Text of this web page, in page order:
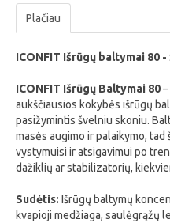
Plačiau
ICONFIT Išrūgų baltymai 80
ICONFIT Išrūgų Baltymai 80
aukščiausios kokybės išrūgų
pasižymintis švelniu skoniu.
masės augimo ir palaikymo,
vystymuisi ir atsigavimui po
dažiklių ar stabilizatorių,
Sudėtis: Išrūgų baltymų
kvapioji medžiaga, saulėgrąžų